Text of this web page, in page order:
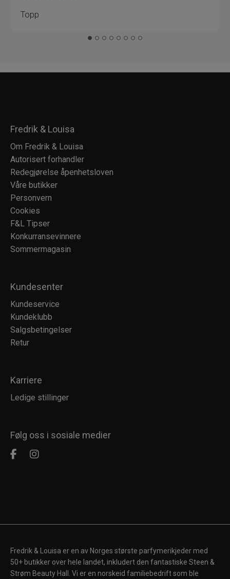
Topp
Fredrik & Louisa
Om Fredrik & Louisa
Autorisert forhandler
Redegjørelse åpenhetsloven
Våre butikker
Personvern
Cookies
F&L Tipser
Konkurransevinnere
Sommermagasin
Kundesenter
Kundeservice
Kundeklubb
Salgsbetingelser
Retur
Karriere
Ledige stillinger
Følg oss i sosiale medier
Fredrik & Louisa er en av Norges største parfymerikjeder med
50+ butikker over hele landet, inkludert den fantastiske Steen &
Strøm Beauty Hall. Vi er en norskeid familiebedrift som ble